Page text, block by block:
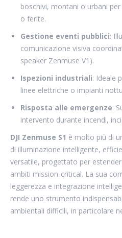
boschivi, montani o urbani
o ferite.
Gestione eventi pubblici:
comunicazione visiva
speaker Zenmuse V1).
Ispezioni industriali: Ideale
linee elettriche o impianti
Risposta alle emergenze:
intervento durante incendi,
DJI Zenmuse S1 è molto più di
di illuminazione intelligente,
versatile, progettato per
ambiti mission-critical. La sua
leggerezza e integrazione
rende uno strumento
ambientali difficili, in particolare